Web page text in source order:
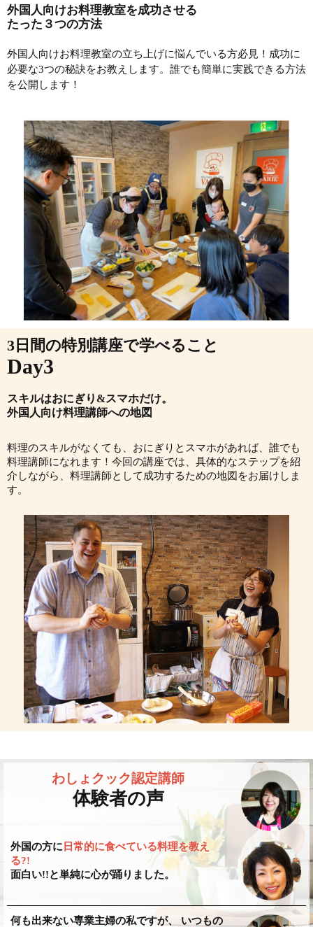
外国人向けお料理教室を成功させる
たった３つの方法
外国人向けお料理教室の立ち上げに悩んでいる方必見！成功に
必要な3つの秘訣をお教えします。誰でも簡単に実践できる方法
を公開します！
3日間の特別講座で学べること
Day3
スキルはおにぎり&スマホだけ。
外国人向け料理講師への地図
料理のスキルがなくても、おにぎりとスマホがあれば、誰でも
料理講師になれます！今回の講座では、具体的なステップを紹
介しながら、料理講師として成功するための地図をお届けしま
す。
わしょクック認定講師
体験者の声
外国の方に 日常的に食べている料理を教え
る?!
面白い!!と単純に心が踊りました。
何も出来ない専業主婦の私ですが、 いつもの